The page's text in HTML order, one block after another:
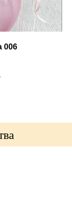
006